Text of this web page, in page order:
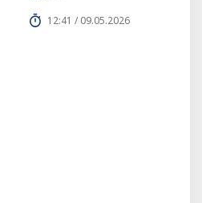
12:41 / 09.05.2026